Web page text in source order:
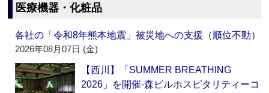
医療機器・化粧品
各社の「令和8年熊本地震」被災地への支援（順位不動）
2026年08月07日 (金)
【西川】「SUMMER BREATHING
2026」を開催‐森ビルホスピタリティーコ